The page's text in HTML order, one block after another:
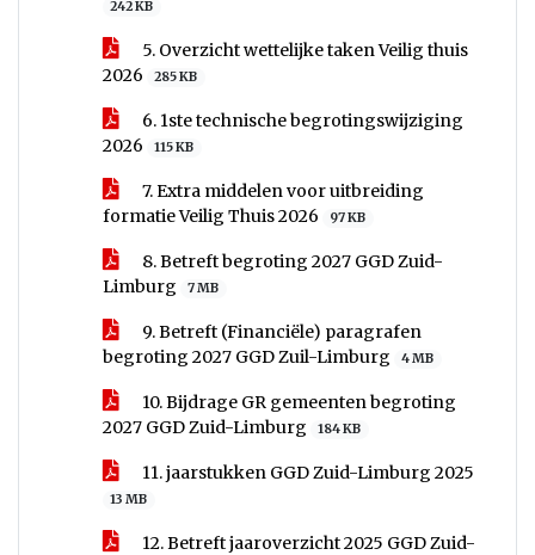
242 KB
5. Overzicht wettelijke taken Veilig thuis
2026
285 KB
6. 1ste technische begrotingswijziging
2026
115 KB
7. Extra middelen voor uitbreiding
formatie Veilig Thuis 2026
97 KB
8. Betreft begroting 2027 GGD Zuid-
Limburg
7 MB
9. Betreft (Financiële) paragrafen
begroting 2027 GGD Zuil-Limburg
4 MB
10. Bijdrage GR gemeenten begroting
2027 GGD Zuid-Limburg
184 KB
11. jaarstukken GGD Zuid-Limburg 2025
13 MB
12. Betreft jaaroverzicht 2025 GGD Zuid-